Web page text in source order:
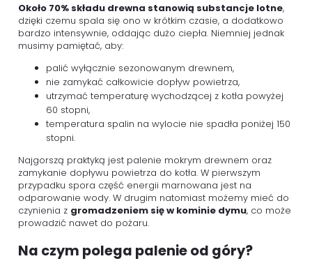
Około 70% składu drewna stanowią substancje lotne,
dzięki czemu spala się ono w krótkim czasie, a dodatkowo
bardzo intensywnie, oddając dużo ciepła. Niemniej jednak
musimy pamiętać, aby:
palić wyłącznie sezonowanym drewnem,
nie zamykać całkowicie dopływ powietrza,
utrzymać temperaturę wychodzącej z kotła powyżej
60 stopni,
temperatura spalin na wylocie nie spadła poniżej 150
stopni.
Najgorszą praktyką jest palenie mokrym drewnem oraz
zamykanie dopływu powietrza do kotła. W pierwszym
przypadku spora część energii marnowana jest na
odparowanie wody. W drugim natomiast możemy mieć do
czynienia z gromadzeniem się w kominie dymu, co może
prowadzić nawet do pożaru.
Na czym polega palenie od góry?